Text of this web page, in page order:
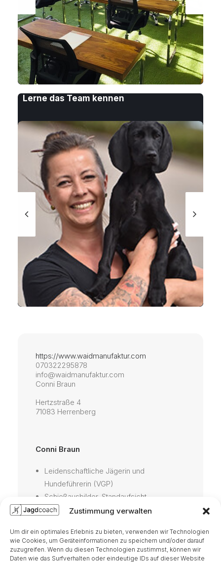
Zustimmung verwalten
Um dir ein optimales Erlebnis zu bieten, verwenden wir Technologien
wie Cookies, um Geräteinformationen zu speichern und/oder darauf
zuzugreifen. Wenn du diesen Technologien zustimmst, können wir
Daten wie das Surfverhalten oder eindeutige IDs auf dieser Website
Lerne das Team kennen
https://www.waidmanufaktur.com
070322295878
info@waidmanufaktur.com
Conni Braun
Hertzstraße 4
71083 Herrenberg
Conni Braun
Leidenschaftliche Jägerin und
Hundeführerin (VGP)
Schießausbilder, Standaufsicht
Waffenhandhabung
Sportschütze
Anerkannte Wildtierschützerin